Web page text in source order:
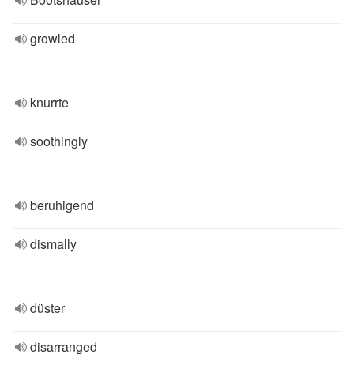
growled
knurrte
soothingly
beruhigend
dismally
düster
disarranged